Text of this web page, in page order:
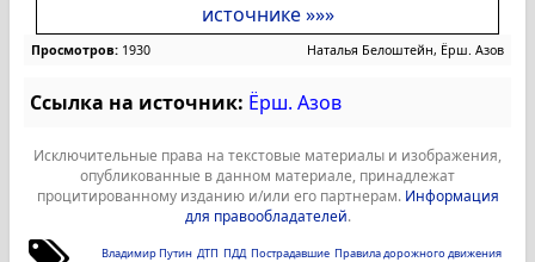
источнике »»»
Просмотров: 1930 Наталья Белоштейн, Ёрш. Азов
Ссылка на источник: Ёрш. Азов
Исключительные права на текстовые материалы и изображения,
опубликованные в данном материале, принадлежат
процитированному изданию и/или его партнерам. Информация
для правообладателей.
Владимир Путин ДТП ПДД Пострадавшие Правила дорожного движения